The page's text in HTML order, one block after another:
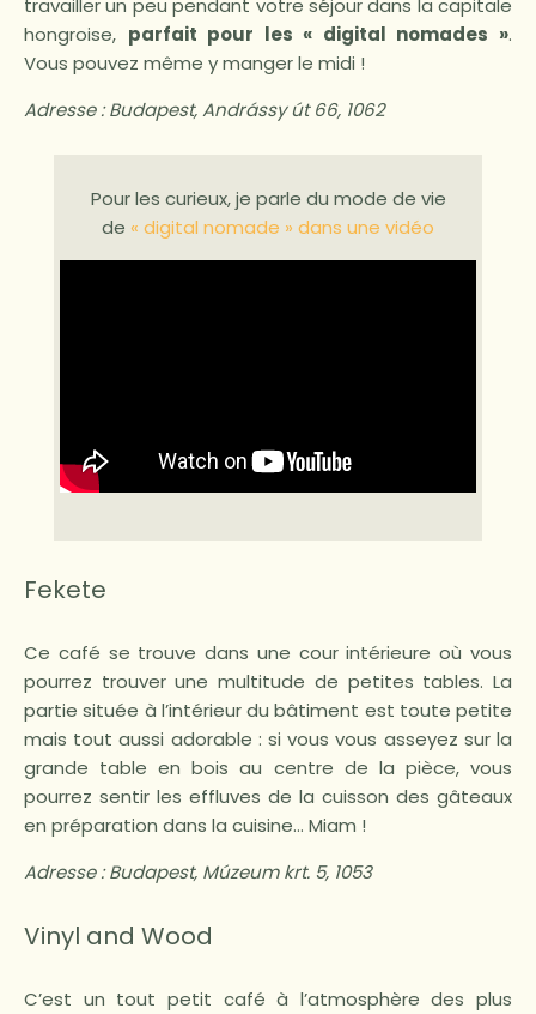
travailler un peu pendant votre séjour dans la capitale
hongroise, parfait pour les « digital nomades ».
Vous pouvez même y manger le midi !
Adresse :Budapest, Andrássy út 66, 1062
Pour les curieux, je parle du mode de vie
de « digital nomade » dans une vidéo
Fekete
Ce café se trouve dans une cour intérieure où vous
pourrez trouver une multitude de petites tables. La
partie située à l’intérieur du bâtiment est toute petite
mais tout aussi adorable : si vous vous asseyez sur la
grande table en bois au centre de la pièce, vous
pourrez sentir les effluves de la cuisson des gâteaux
en préparation dans la cuisine… Miam !
Adresse :Budapest, Múzeum krt. 5, 1053
Vinyl and Wood
C’est un tout petit café à l’atmosphère des plus